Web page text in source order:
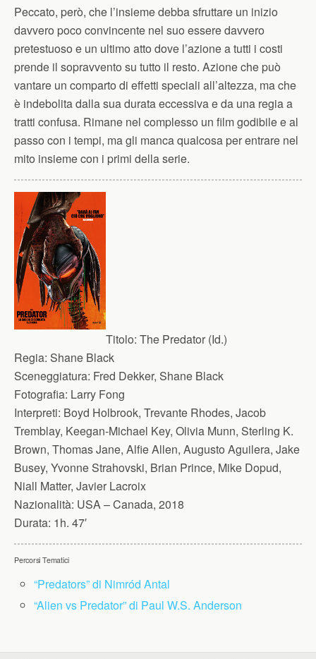
Peccato, però, che l’insieme debba sfruttare un inizio
davvero poco convincente nel suo essere davvero
pretestuoso e un ultimo atto dove l’azione a tutti i costi
prende il sopravvento su tutto il resto. Azione che può
vantare un comparto di effetti speciali all’altezza, ma che
è indebolita dalla sua durata eccessiva e da una regia a
tratti confusa. Rimane nel complesso un film godibile e al
passo con i tempi, ma gli manca qualcosa per entrare nel
mito insieme con i primi della serie.
Titolo: The Predator (Id.)
Regia: Shane Black
Sceneggiatura: Fred Dekker, Shane Black
Fotografia: Larry Fong
Interpreti: Boyd Holbrook, Trevante Rhodes, Jacob
Tremblay, Keegan-Michael Key, Olivia Munn, Sterling K.
Brown, Thomas Jane, Alfie Allen, Augusto Aguilera, Jake
Busey, Yvonne Strahovski, Brian Prince, Mike Dopud,
Niall Matter, Javier Lacroix
Nazionalità: USA – Canada, 2018
Durata: 1h. 47′
Percorsi Tematici
“Predators” di Nimród Antal
“Alien vs Predator” di Paul W.S. Anderson